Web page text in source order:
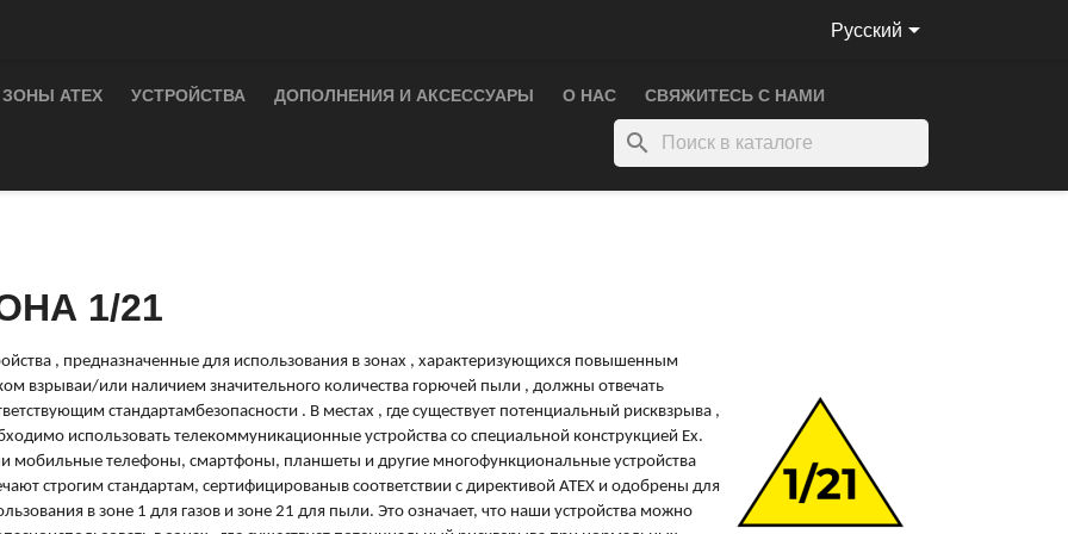
Русский
ЗОНЫ ATEX УСТРОЙСТВА ДОПОЛНЕНИЯ И АКСЕССУАРЫ О НАС СВЯЖИТЕСЬ С НАМИ
search
1/21
, предназначенные для использования в зонах , характеризующихся повышенным
взрываи/или наличием значительного количества горючей пыли , должны отвечать
стандартамбезопасности . В местах , где существует потенциальный рисквзрыва ,
использовать телекоммуникационные устройства со специальной конструкцией Ex.
мобильные телефоны, смартфоны, планшеты и другие многофункциональные устройства
строгим стандартам, сертифицированыв соответствии с директивой ATEX и одобрены для
в зоне 1 для газов и зоне 21 для пыли. Это означает, что наши устройства можно